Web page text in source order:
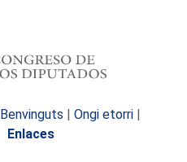
Benvinguts | Ongi etorri |
Enlaces